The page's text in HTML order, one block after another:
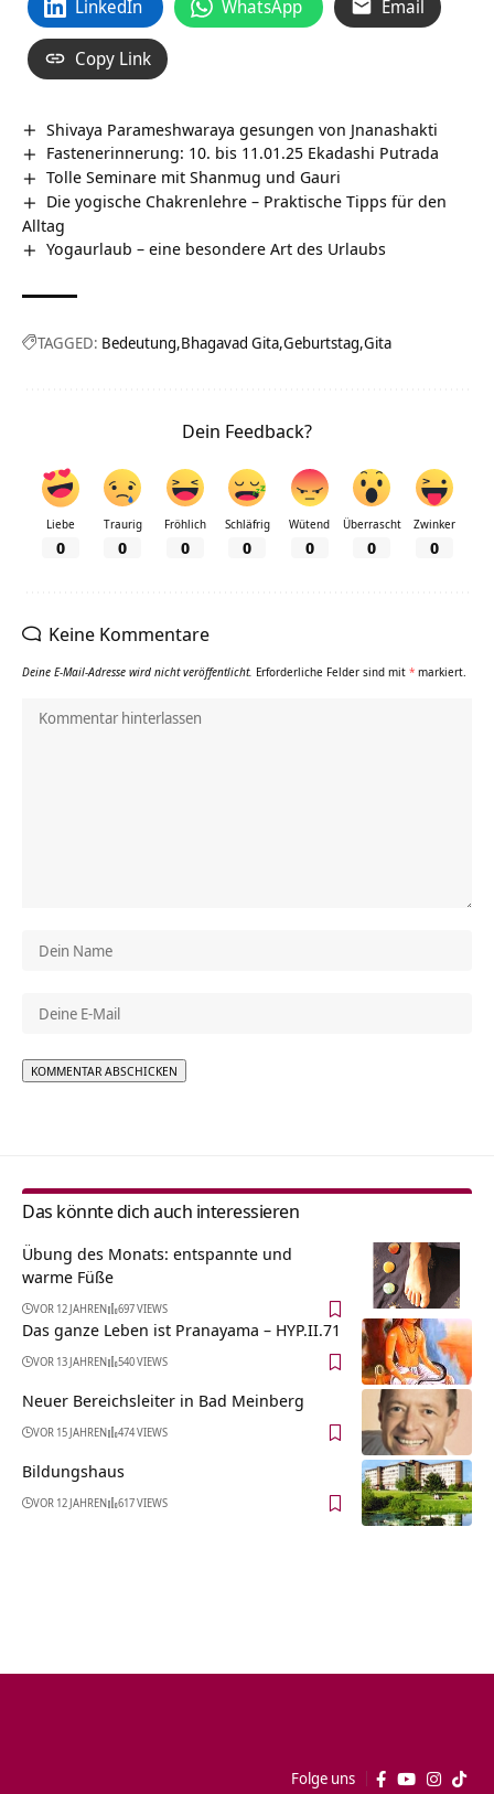
LinkedIn WhatsApp Email
Copy Link
Shivaya Parameshwaraya gesungen von Jnanashakti
Fastenerinnerung: 10. bis 11.01.25 Ekadashi Putrada
Tolle Seminare mit Shanmug und Gauri
Die yogische Chakrenlehre – Praktische Tipps für den
Alltag
Yogaurlaub – eine besondere Art des Urlaubs
TAGGED: Bedeutung Bhagavad Gita Geburtstag Gita
Dein Feedback?
Liebe
0
Traurig
0
Fröhlich
0
Schläfrig
0
Wütend
0
Überrascht
0
Zwinker
0
Keine Kommentare
Deine E-Mail-Adresse wird nicht veröffentlicht. Erforderliche Felder sind mit * markiert.
Das könnte dich auch interessieren
Übung des Monats: entspannte und
warme Füße
VOR 12 JAHREN 697 VIEWS
Das ganze Leben ist Pranayama – HYP.II.71
VOR 13 JAHREN 540 VIEWS
Neuer Bereichsleiter in Bad Meinberg
VOR 15 JAHREN 474 VIEWS
Bildungshaus
VOR 12 JAHREN 617 VIEWS
Folge uns